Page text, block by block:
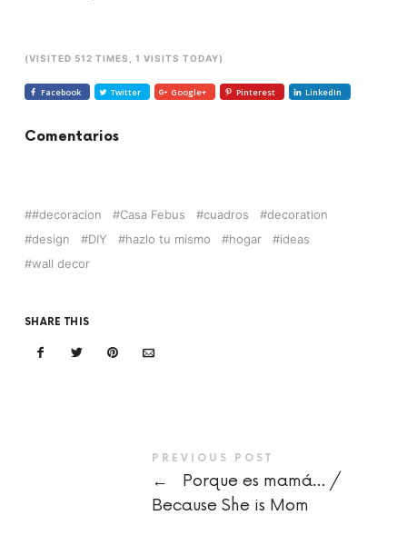
(VISITED 512 TIMES, 1 VISITS TODAY)
Facebook Twitter Google+ Pinterest LinkedIn
Comentarios
#decoracion Casa Febus cuadros
decoration
design
DIY hazlo tu mismo hogar
ideas
wall decor
SHARE THIS
PREVIOUS POST
←
Porque es mamá… /
Because She is Mom